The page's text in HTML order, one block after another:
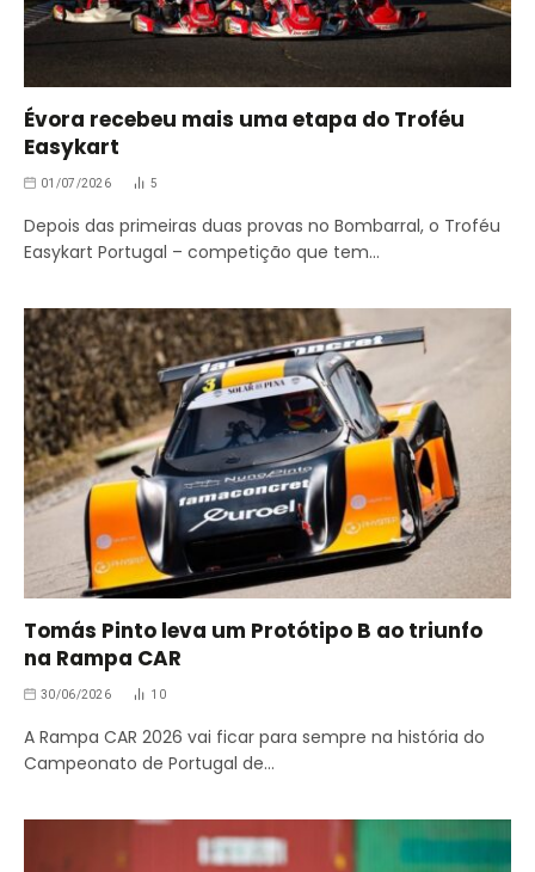
Évora recebeu mais uma etapa do Troféu
Easykart
01/07/2026 5
Depois das primeiras duas provas no Bombarral, o Troféu
Easykart Portugal – competição que tem…
Tomás Pinto leva um Protótipo B ao triunfo
na Rampa CAR
30/06/2026 10
A Rampa CAR 2026 vai ficar para sempre na história do
Campeonato de Portugal de…